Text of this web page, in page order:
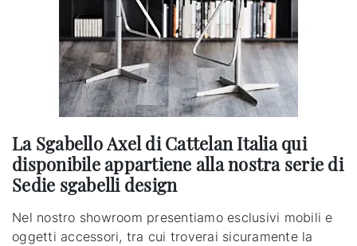
La Sgabello Axel di Cattelan Italia qui
disponibile appartiene alla nostra serie di
Sedie sgabelli design
Nel nostro showroom presentiamo esclusivi mobili e
oggetti accessori, tra cui troverai sicuramente la